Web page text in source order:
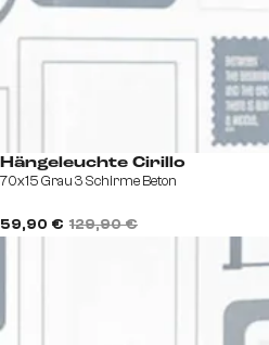
Hängeleuchte Cirillo
70x15 Grau 3 Schirme Beton
59,90 € 129,90 €